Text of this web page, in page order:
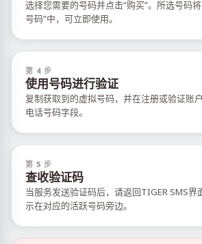
选择您需要的号码并点击“购买”。所选号码
号码”中，可立即使用。
第 4 步
使用号码进行验证
复制获取到的虚拟号码，并在注册或验证账
电话号码字段。
第 5 步
查收验证码
当服务发送验证码后，请返回TIGER SMS界
示在对应的活跃号码旁边。